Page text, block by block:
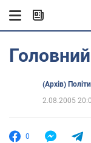
(Архів)
2.08.2005
0